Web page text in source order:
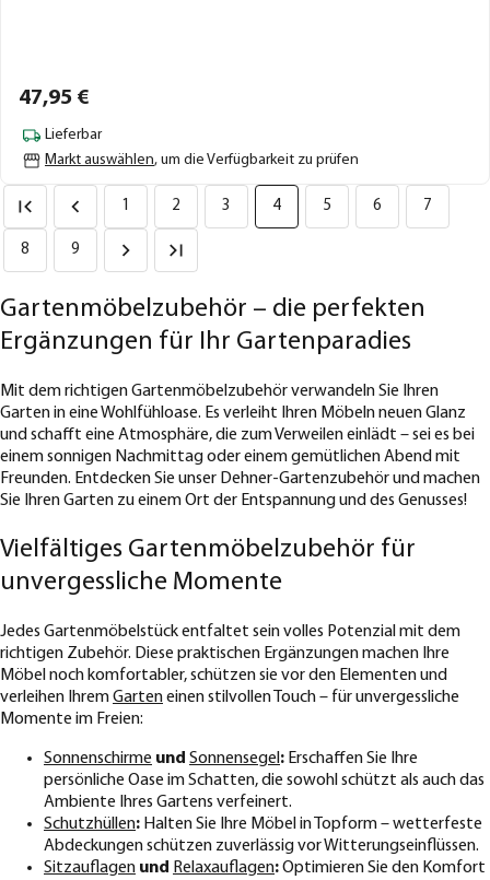
47,95 €
Lieferbar
Markt auswählen, um die Verfügbarkeit zu prüfen
1 2 3 4 5 6 7
8 9
Gartenmöbelzubehör – die perfekten
Ergänzungen für Ihr Gartenparadies
Mit dem richtigen Gartenmöbelzubehör verwandeln Sie Ihren
Garten in eine Wohlfühloase. Es verleiht Ihren Möbeln neuen Glanz
und schafft eine Atmosphäre, die zum Verweilen einlädt – sei es bei
einem sonnigen Nachmittag oder einem gemütlichen Abend mit
Freunden. Entdecken Sie unser Dehner-Gartenzubehör und machen
Sie Ihren Garten zu einem Ort der Entspannung und des Genusses!
Vielfältiges Gartenmöbelzubehör für
unvergessliche Momente
Jedes Gartenmöbelstück entfaltet sein volles Potenzial mit dem
richtigen Zubehör. Diese praktischen Ergänzungen machen Ihre
Möbel noch komfortabler, schützen sie vor den Elementen und
verleihen IhremGarteneinen stilvollen Touch – für unvergessliche
Momente im Freien:
Sonnenschirme und Sonnensegel : Erschaffen Sie Ihre
persönliche Oase im Schatten, die sowohl schützt als auch das
Ambiente Ihres Gartens verfeinert.
Schutzhüllen: Halten Sie Ihre Möbel in Topform – wetterfeste
Abdeckungen schützen zuverlässig vor Witterungseinflüssen.
Sitzauflagen und Relaxauflagen:Optimieren Sie den Komfort